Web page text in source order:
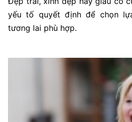
yếu tố quyết định để chọn
tương lai phù hợp.